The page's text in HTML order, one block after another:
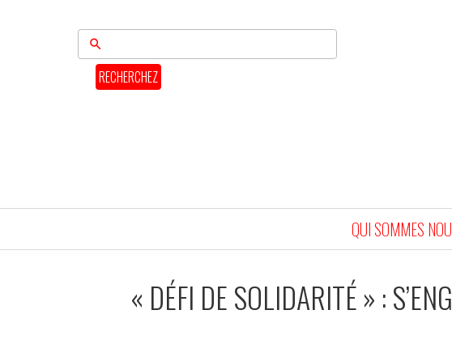
RECHERCHEZ
QUI SOMMES
« DÉFI DE SOLIDARITÉ » :